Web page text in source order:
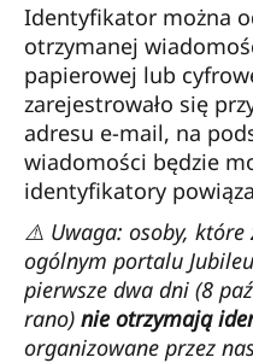
Identyfikator można
otrzymanej
papierowej lub
zarejestrowało się
adresu e-mail, na
wiadomości będzie
identyfikatory
⚠️ Uwaga: osoby, które
ogólnym portalu
pierwsze dwa dni (8
rano) nie otrzymają
organizowane przez